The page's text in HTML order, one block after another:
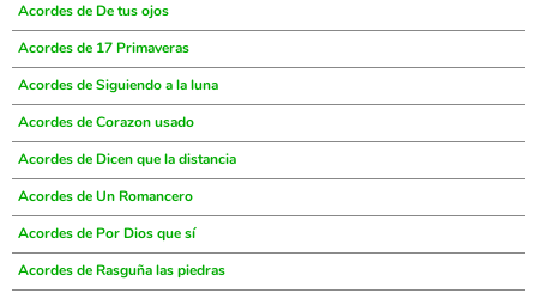
Acordes de De tus ojos
Acordes de 17 Primaveras
Acordes de Siguiendo a la luna
Acordes de Corazon usado
Acordes de Dicen que la distancia
Acordes de Un Romancero
Acordes de Por Dios que sí
Acordes de Rasguña las piedras